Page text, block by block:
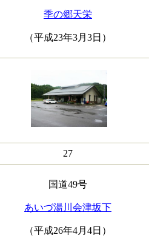
季の郷天栄
（平成23年3月3日）
27
国道49号
あいづ湯川会津坂下
（平成26年4月4日）